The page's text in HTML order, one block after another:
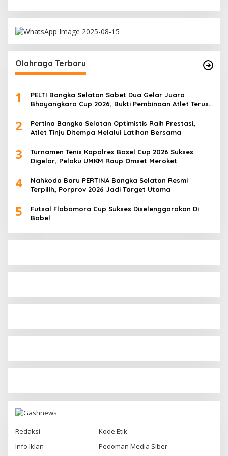
Olahraga Terbaru
1
PELTI Bangka Selatan Sabet Dua Gelar Juara
Bhayangkara Cup 2026, Bukti Pembinaan Atlet Terus
2
Pertina Bangka Selatan Optimistis Raih Prestasi,
Atlet Tinju Ditempa Melalui Latihan Bersama
3
Turnamen Tenis Kapolres Basel Cup 2026 Sukses
Digelar, Pelaku UMKM Raup Omset Meroket
4
Nahkoda Baru PERTINA Bangka Selatan Resmi
Terpilih, Porprov 2026 Jadi Target Utama
5
Futsal Flabamora Cup Sukses Diselenggarakan Di
Babel
Redaksi
Kode Etik
Info Iklan
Pedoman Media Siber